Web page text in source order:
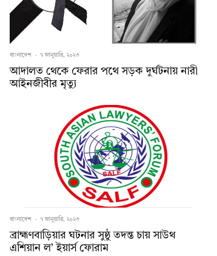
বাংলাদেশ · ৭ জানুয়ারি, ২০২৩
আদালত থেকে ফেরার পথে সড়ক দুর্ঘটনায় নারী
আইনজীবীর মৃত্যু
বাংলাদেশ · ৭ জানুয়ারি, ২০২৩
ব্রাহ্মণবাড়িয়ার ঘটনার সুষ্ঠু তদন্ত চায় সাউথ
এশিয়ান ল’ ইয়ার্স ফোরাম